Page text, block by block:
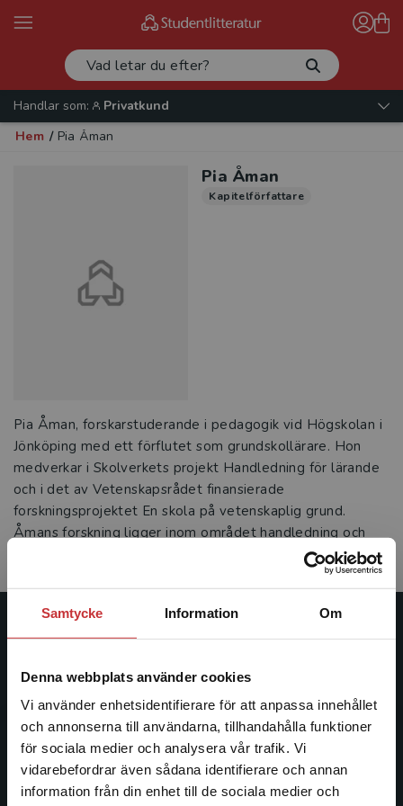
Samtycke Information Om
Denna webbplats använder cookies
Vi använder enhetsidentifierare för att anpassa innehållet
och annonserna till användarna, tillhandahålla funktioner
för sociala medier och analysera vår trafik. Vi
vidarebefordrar även sådana identifierare och annan
information från din enhet till de sociala medier och
Begränsad fraktregion
Handlar som:
Privatkund
Hem / Pia Åman
Pia Åman
Kapitelförfattare
Pia Åman, forskarstuderande i pedagogik vid Högskolan i
Jönköping med ett förflutet som grundskollärare. Hon
medverkar i Skolverkets projekt Handledning för lärande
och i det av Vetenskapsrådet finansierade
forskningsprojektet En skola på vetenskaplig grund.
Åmans forskning ligger inom området handledning och
Studentlitteratur
Studentlitteratur grundades 1963 och är idag Sveriges
ledande utbildningsförlag. Med läromedel, kurslitteratur,
facklitteratur, utbildningar och digitala
informationstjänster i utbudet, finns Studentlitteratur med
längs hela kunskapsresan.